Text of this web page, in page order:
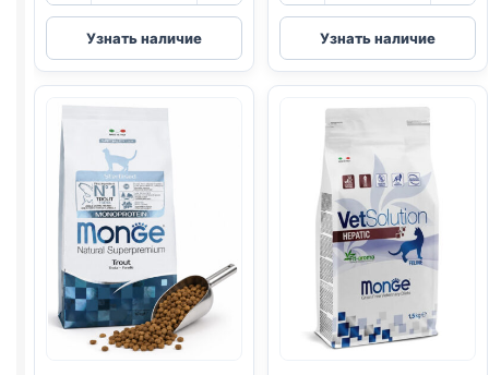
Monge
сух.
(HAIRBALL)
Узнать наличие
Monge
сух.
(ВЗРОСЛЫЕ,
весовой
Узнать наличие